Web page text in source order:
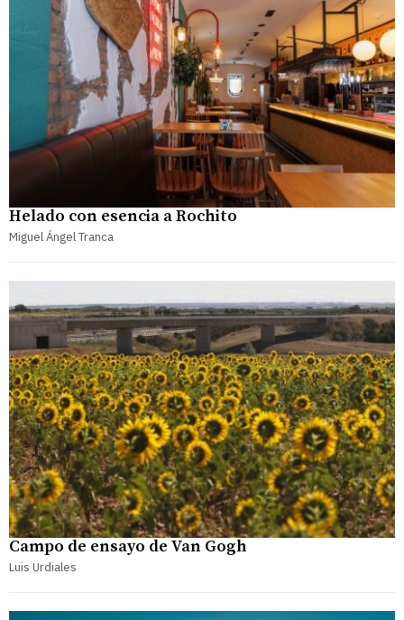
Helado con esencia a Rochito
Miguel Ángel Tranca
Campo de ensayo de Van Gogh
Luis Urdiales